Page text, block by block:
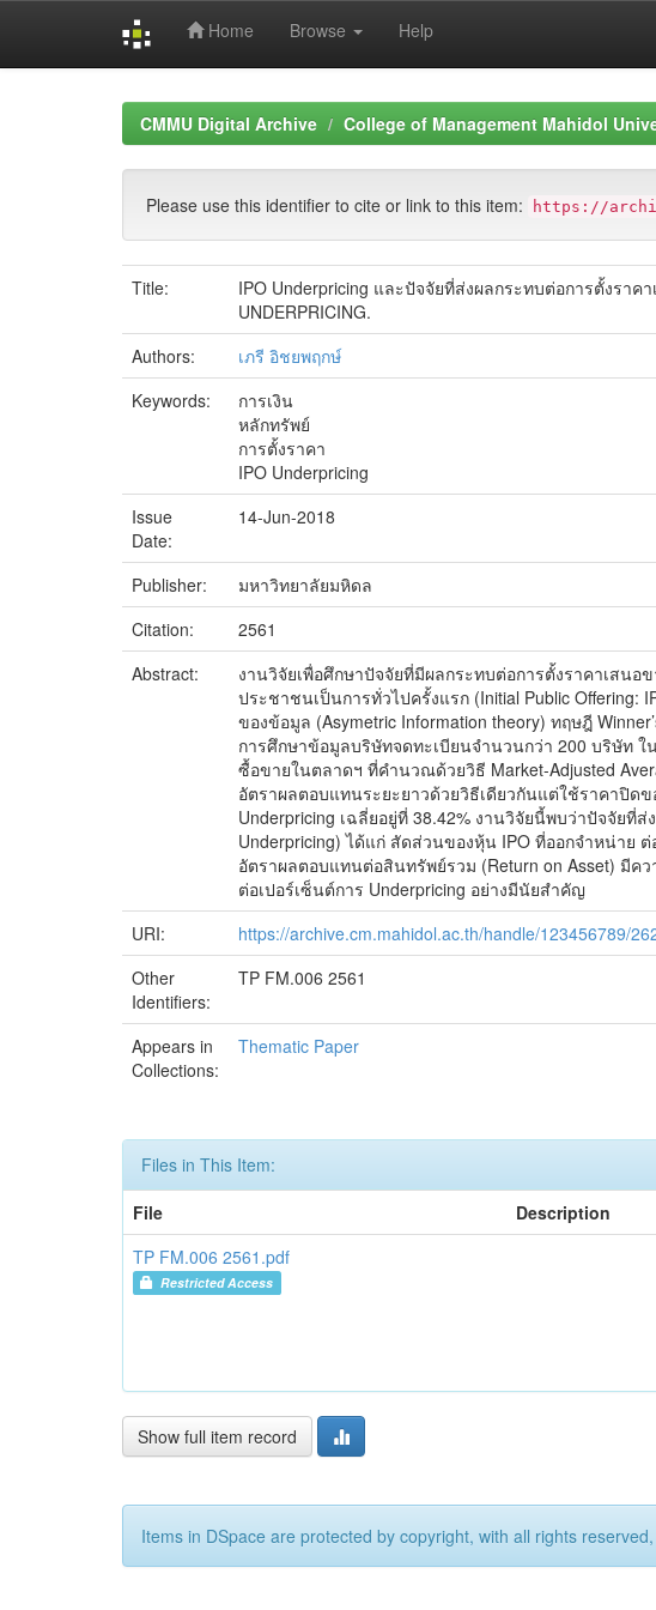
Home Browse Help
CMMU Digital Archive College of Management Mahidol
Please use this identifier to cite or link to this item: https://
Title:
IPO Underpricing และปัจจัยที่ส่งผลกระทบต่อการตั้งราค
UNDERPRICING.
Authors:
เภรี อิชยพฤกษ์
Keywords:
การเงิน
หลักทรัพย์
การตั้งราคา
IPO Underpricing
Issue
Date:
14-Jun-2018
Publisher:
มหาวิทยาลัยมหิดล
Citation:
2561
Abstract:
งานวิจัยเพื่อศึกษาปัจจัยที่มีผลกระทบต่อการตั้งราคาเสน
ประชาชนเป็นการทั่วไปครั้งแรก (Initial Public
ของข้อมูล (Asymetric Information theory) ทฤษฎี
การศึกษาข้อมูลบริษัทจดทะเบียนจำนวนกว่า 200 บริษัท
ซื้อขายในตลาดฯ ที่คำนวณด้วยวิธี Market-Adjusted
อัตราผลตอบแทนระยะยาวด้วยวิธีเดียวกันแต่ใช้ราคาปิด
Underpricing เฉลี่ยอยู่ที่ 38.42% งานวิจัยนี้พบว่าปัจจัย
Underpricing) ได้แก่ สัดส่วนของหุ้น IPO ที่ออกจำหน่าย
อัตราผลตอบแทนต่อสินทรัพย์รวม (Return on Asset) มี
ต่อเปอร์เซ็นต์การ Underpricing อย่างมีนัยสำคัญ
URI:
https://archive.cm.mahidol.ac.th/handle/123456789/
Other
Identifiers:
TP FM.006 2561
Appears in
Collections:
Thematic Paper
Files in This Item:
File
Description
TP FM.006 2561.pdf
Restricted Access
Show full item record
Items in DSpace are protected by copyright, with all rights